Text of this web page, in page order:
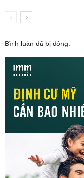
Bình luận đã bị đóng.